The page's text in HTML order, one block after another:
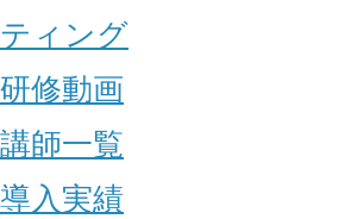
ティング
研修動画
講師一覧
導入実績